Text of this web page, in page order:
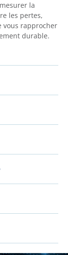
la
les pertes,
vous rapprocher
durable.